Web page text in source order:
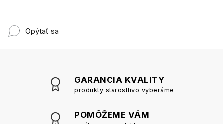
Opýtať sa
GARANCIA KVALITY
produkty starostlivo vyberáme
POMÔŽEME VÁM